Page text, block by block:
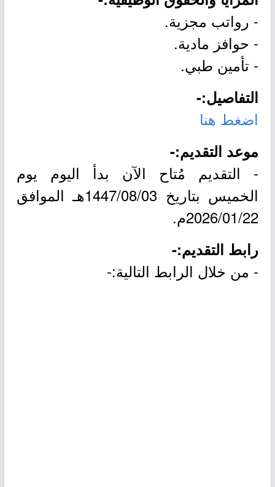
- رواتب مجزية.
- حوافز مادية.
- تأمين طبي.
التفاصيل:-
اضغط هنا
موعد التقديم:-
- التقديم مُتاح الآن بدأ اليوم يوم
الخميس بتاريخ 1447/08/03هـ الموافق
2026/01/22م.
رابط التقديم:-
- من خلال الرابط التالية:-